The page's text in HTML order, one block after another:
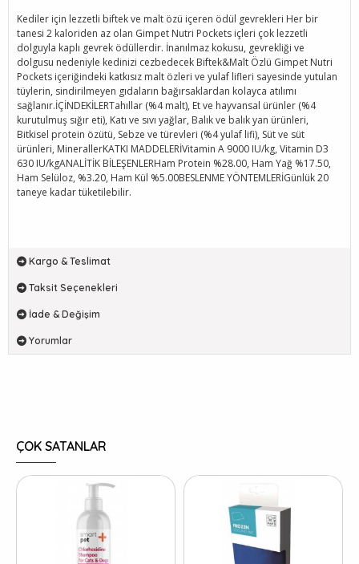
Kediler için lezzetli biftek ve malt özü içeren ödül gevrekleri Her bir
tanesi 2 kaloriden az olan Gimpet Nutri Pockets içleri çok lezzetli
dolguyla kaplı gevrek ödüllerdir. İnanılmaz kokusu, gevrekliği ve
dolgusu nedeniyle kedinizi cezbedecek Biftek&Malt Özlü Gimpet Nutri
Pockets içeriğindeki katkısız malt özleri ve yulaf lifleri sayesinde yutulan
tüylerin, sindirilmeyen gıdaların bağırsaklardan kolayca atılımı
sağlanır.İÇİNDEKİLERTahıllar (%4 malt), Et ve hayvansal ürünler (%4
kurutulmuş sığır eti), Katı ve sıvı yağlar, Balık ve balık yan ürünleri,
Bitkisel protein özütü, Sebze ve türevleri (%4 yulaf lifi), Süt ve süt
ürünleri, MinerallerKATKI MADDELERİVitamin A 9000 IU/kg, Vitamin D3
630 IU/kgANALİTİK BİLEŞENLERHam Protein %28.00, Ham Yağ %17.50,
Ham Selüloz, %3.20, Ham Kül %5.00BESLENME YÖNTEMLERİGünlük 20
taneye kadar tüketilebilir.
Kargo & Teslimat
Taksit Seçenekleri
İade & Değişim
Yorumlar
ÇOK SATANLAR